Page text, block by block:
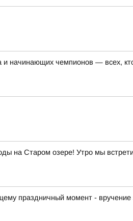
начинающих чемпионов — всех,
на Старом озере! Утро мы
праздничный момент -